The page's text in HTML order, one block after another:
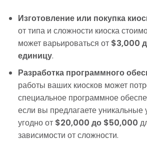
Изготовление или покупка
от типа и сложности киоска
может варьироваться от $3,000
единицу.
Разработка программного
работы ваших киосков может
специальное программное
если вы предлагаете уникальные
угодно от $20,000 до $50,000
зависимости от сложности.